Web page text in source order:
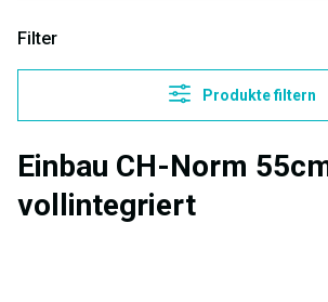
Filter
Produkte filtern
Einbau CH-Norm
vollintegriert